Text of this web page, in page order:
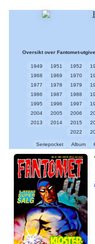
Oversikt over Fantomet-
1949
1951 1952
1968
1969 1970
1977
1978 1979
1986
1987 1988
1995
1996 1997
2004
2005 2006
2013
2014 2015
2022
Seriepocket Album